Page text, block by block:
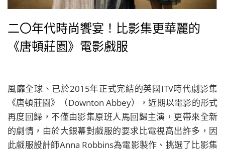
二〇年代時尚饗宴！比影集更華麗的
《唐頓莊園》電影戲服
風靡全球、已於2015年正式完結的英國ITV時代劇影集
《唐頓莊園》（Downton Abbey），近期以電影的形式
再度回歸，不僅由影集原班人馬回歸主演，更帶來全新
的劇情，由於大銀幕對戲服的要求比電視高出許多，因
此戲服設計師Anna Robbins為電影製作、挑選了比影集